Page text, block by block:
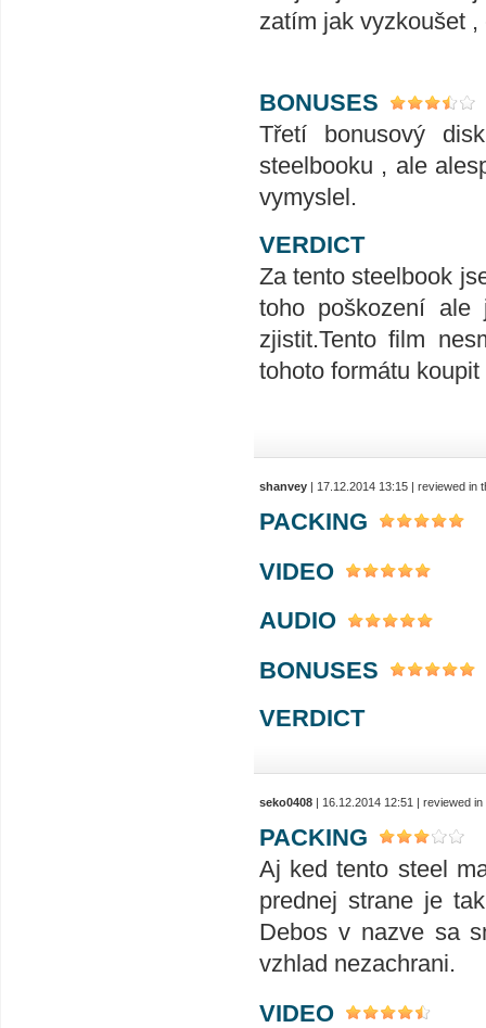
zatím jak vyzkoušet
BONUSES
Třetí bonusový
steelbooku , ale
vymyslel.
VERDICT
Za tento steelbook
toho poškození
zjistit.Tento film
tohoto formátu
shanvey | 17.12.2014 13:15 | reviewed in
PACKING
VIDEO
AUDIO
BONUSES
VERDICT
seko0408 | 16.12.2014 12:51 | reviewed
PACKING
Aj ked tento steel
prednej strane je
Debos v nazve sa
vzhlad nezachrani.
VIDEO